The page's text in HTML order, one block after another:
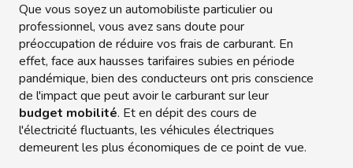
Que vous soyez un automobiliste particulier ou
professionnel, vous avez sans doute pour
préoccupation de réduire vos frais de carburant. En
effet, face aux hausses tarifaires subies en période
pandémique, bien des conducteurs ont pris conscience
de l'impact que peut avoir le carburant sur leur
budget mobilité. Et en dépit des cours de
l'électricité fluctuants, les véhicules électriques
demeurent les plus économiques de ce point de vue.